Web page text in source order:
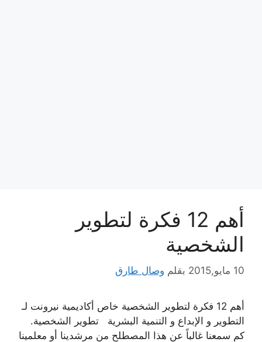
أهم 12 فكرة لتطوير
الشخصية
10 مايو,2015 بقلم وصال طارق
أهم 12 فكرة لتطوير الشخصية خاص أكاديمية نيرونت لـ
التطوير و الإبداع و التنمية البشرية تطوير الشخصية.
كم سمعنا غالباً عن هذا المصطلح من مرشدينا أو معلمينا